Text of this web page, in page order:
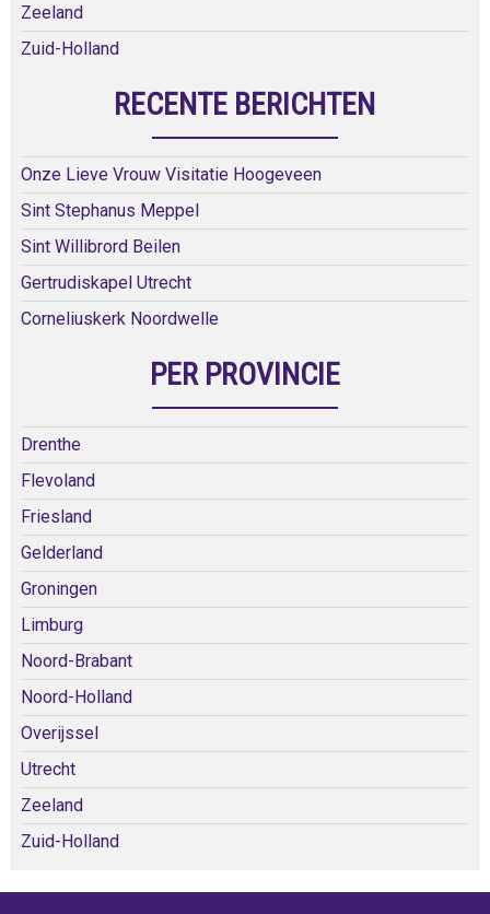
Zeeland
Zuid-Holland
RECENTE BERICHTEN
Onze Lieve Vrouw Visitatie Hoogeveen
Sint Stephanus Meppel
Sint Willibrord Beilen
Gertrudiskapel Utrecht
Corneliuskerk Noordwelle
PER PROVINCIE
Drenthe
Flevoland
Friesland
Gelderland
Groningen
Limburg
Noord-Brabant
Noord-Holland
Overijssel
Utrecht
Zeeland
Zuid-Holland